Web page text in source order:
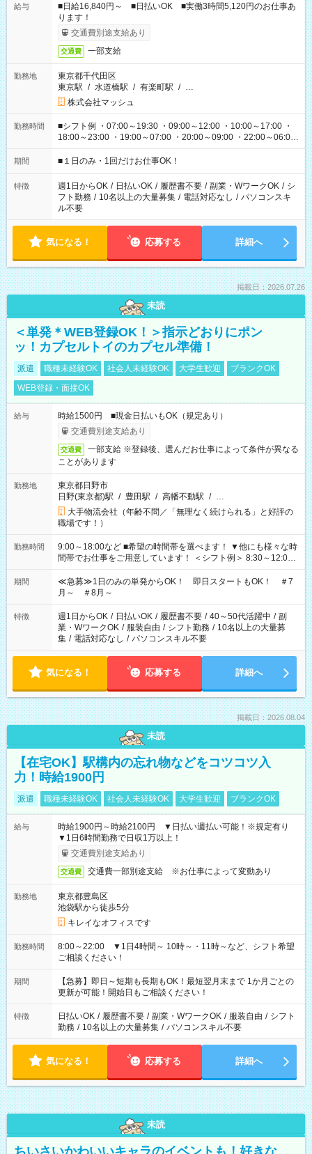
給与
■日給16,840円～ ■日払いOK ■実働3時間5,120円のお仕事あ
ります！
交通費別途支給あり
交通費 一部支給
勤務地
東京都千代田区
東京駅 / 水道橋駅 / 有楽町駅 / …
株式会社マッシュ
勤務時間
■シフト例 ・07:00～19:30 ・09:00～12:00 ・10:00～17:00 ・
18:00～23:00 ・19:00～07:00 ・20:00～09:00 ・22:00～06:00
etc ★最短で3時間で5,120円のお仕事から 15時間で2万円近く稼
げるお仕事も！ ご希望のお時間に合わせてご紹介！ ※シフトは
ください！
期間 ■１日のみ・1回だけお仕事OK！
特徴 週1日からOK / 日払いOK / 履歴書不要 / 副業・WワークOK / シ
フト勤務 / 10名以上の大量募集 / 電話対応なし / パソコンスキ
ル不要
気になる！ 応募する 詳細へ
掲載日：2026.07.26
未読
＜単発＊WEB登録OK！＞指示どおりにポン
ッ！カプセルトイのカプセル準備！
派遣 職種未経験OK 社会人未経験OK 大学生歓迎
ブランクOK
WEB登録・面接OK
給与
時給1500円 ■現金日払いもOK（規定あり）
交通費別途支給あり
交通費
一部支給 ※登録後、選んだお仕事によって条件が異なる
ことがあります
勤務地
東京都日野市
日野(東京都)駅 / 豊田駅 / 高幡不動駅 / …
大手物流会社（年齢不問／「無理なく続けられる」と好評の
職場です！）
勤務時間
9:00～18:00など ■希望の時間帯を選べます！ ▼他にも様々な時
間帯でお仕事をご用意しています！ ＜シフト例＞ 8:30～12:00
17:00～22:00 13:00～22:00 22:00～翌6:00 など
期間
≪急募≫1日のみの単発からOK！ 即日スタートもOK！ ＃7
月～ ＃8月～
特徴 週1日からOK / 日払いOK / 履歴書不要 / 40～50代活躍中 / 副
業・WワークOK / 服装自由 / シフト勤務 / 10名以上の大量募
集 / 電話対応なし / パソコンスキル不要
気になる！ 応募する 詳細へ
掲載日：2026.08.04
未読
【在宅OK】駅構内の忘れ物などをコツコツ入
力！時給1900円
派遣 職種未経験OK 社会人未経験OK 大学生歓迎 ブランクOK
給与
時給1900円～時給2100円 ▼日払い週払い可能！※規定有り
▼1日6時間勤務で日収1万以上！
交通費別途支給あり
交通費 交通費一部別途支給 ※お仕事によって変動あり
勤務地
東京都豊島区
池袋駅から徒歩5分
キレイなオフィスです
勤務時間
8:00～22:00 ▼1日4時間～ 10時～・11時～など、シフト希望
ご相談ください！
期間
【急募】即日～短期も長期もOK！最短翌月末まで 1か月ごとの
更新が可能！開始日もご相談ください！
特徴 日払いOK / 履歴書不要 / 副業・WワークOK / 服装自由 / シフト
勤務 / 10名以上の大量募集 / パソコンスキル不要
気になる！ 応募する 詳細へ
未読
ちいさいかわいいキャラのイベントも！好きな